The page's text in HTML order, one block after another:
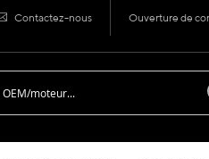
Contactez-nous Ouverture de